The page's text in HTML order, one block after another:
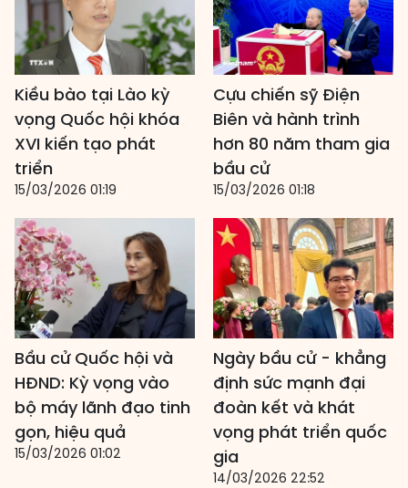
Kiều bào tại Lào kỳ
vọng Quốc hội khóa
XVI kiến tạo phát
triển
15/03/2026 01:19
Cựu chiến sỹ Điện
Biên và hành trình
hơn 80 năm tham gia
bầu cử
15/03/2026 01:18
Bầu cử Quốc hội và
HĐND: Kỳ vọng vào
bộ máy lãnh đạo tinh
gọn, hiệu quả
15/03/2026 01:02
Ngày bầu cử - khẳng
định sức mạnh đại
đoàn kết và khát
vọng phát triển quốc
gia
14/03/2026 22:52